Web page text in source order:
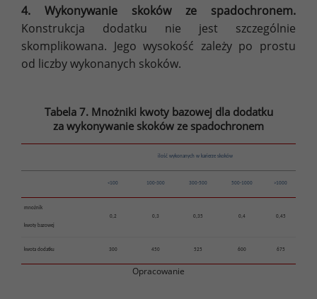
4. Wykonywanie skoków ze spadochronem.
Konstrukcja dodatku nie jest szczególnie
skomplikowana. Jego wysokość zależy po prostu
od liczby wykonanych skoków.
Tabela 7. Mnożniki kwoty bazowej dla dodatku
za wykonywanie skoków ze spadochronem
ilość wykonanych w karierze skoków
<100 100-300 300-500 500-1000 >1000
mnożnik
kwoty bazowej
0,2 0,3 0,35 0,4 0,45
kwota dodatku 300 450 525 600 675
Opracowanie